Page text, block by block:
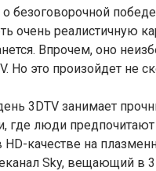
безоговорочной
очень реалистичную
Впрочем, оно
Но это произойдет не
3DTV занимает
где люди
качестве на
Sky, вещающий в